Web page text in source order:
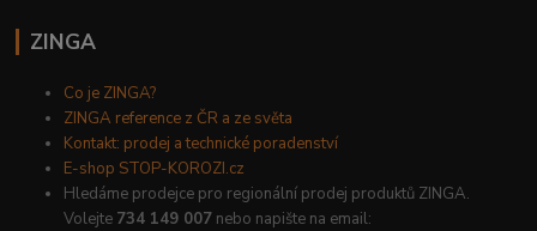
ZINGA
Co je ZINGA?
ZINGA reference z ČR a ze světa
Kontakt: prodej a technické poradenství
E-shop STOP-KOROZI.cz
Hledáme prodejce pro regionální prodej produktů ZINGA.
Volejte 734 149 007 nebo napište na email: